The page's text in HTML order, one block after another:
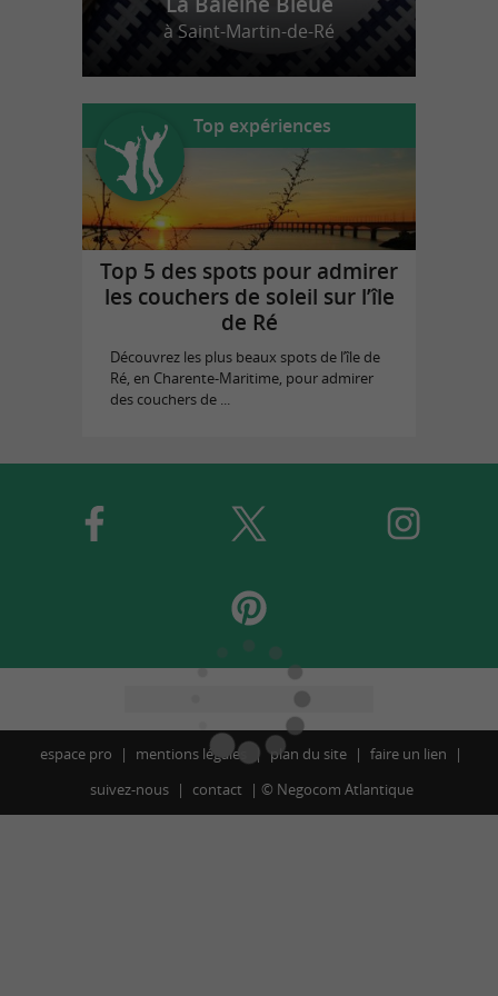
à Saint-Martin-de-Ré
Top expériences
Top 5 des spots pour admirer
les couchers de soleil sur l’île
de Ré
Découvrez les plus beaux spots de l’île de
Ré, en Charente-Maritime, pour admirer
des couchers de ...
espace pro mentions légales plan du site
faire un lien
suivez-nous
contact © Negocom Atlantique